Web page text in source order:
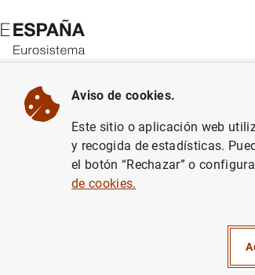
Sobre el Banco Áreas de actuación
Noticias y eventos Eventos del Banco de
empresas no
Aviso de cookies.
Este sitio o aplicación web
y recogida de estadísticas.
el botón “Rechazar” o
de cookies.